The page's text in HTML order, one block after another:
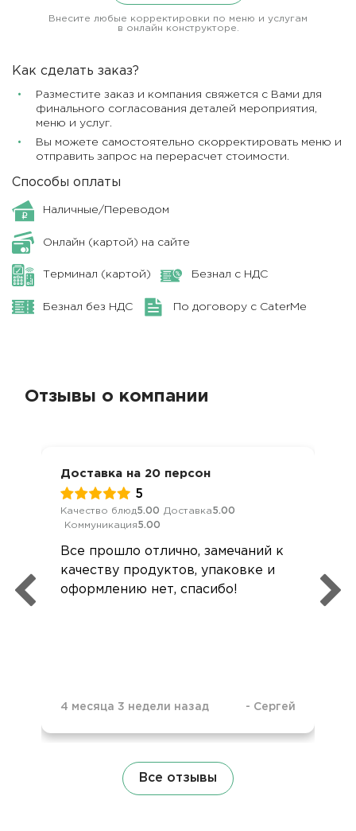
Внесите любые корректировки по меню и услугам
в онлайн конструкторе.
Как сделать заказ?
Разместите заказ и компания свяжется с Вами для
финального согласования деталей мероприятия,
меню и услуг.
Вы можете самостоятельно скорректировать меню и
отправить запрос на перерасчет стоимости.
Способы оплаты
Наличные/Переводом
Онлайн (картой) на сайте
Терминал (картой) Безнал с НДС
Безнал без НДС По договору с CaterMe
Отзывы о компании
Доставка на 20 персон
5
Качество блюд5.00 Доставка5.00
Коммуникация5.00
Все прошло отлично, замечаний к
качеству продуктов, упаковке и
оформлению нет, спасибо!
4 месяца 3 недели назад - Сергей
Все отзывы